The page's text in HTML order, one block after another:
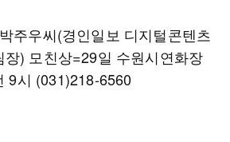
주우씨(경인일보 디지털콘텐츠
) 모친상=29일 수원시연화장
9시 (031)218-6560